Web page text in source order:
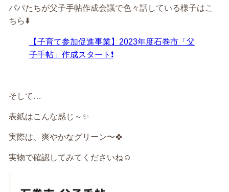
パパたちが父子手帖作成会議で色々話している様子はこ
ちら⬇️
【子育て参加促進事業】2023年度石巻市「父
子手帖」作成スタート❗️
そして…
表紙はこんな感じ～✨
実際は、爽やかなグリーン〜🍀
実物で確認してみてくださいね☺️